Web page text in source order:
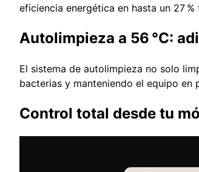
eficiencia energética en hasta un 27
Autolimpieza a 56 °C:
El sistema de autolimpieza no solo
bacterias y manteniendo el equipo
Control total desde tu